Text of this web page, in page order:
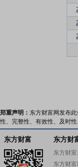
郑重声明： 东方财富网发布
性、完整性、有效性、及时
东方财富 东方财
东方财
东方财富